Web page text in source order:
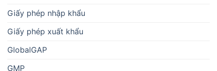
Giấy phép nhập khẩu
Giấy phép xuất khẩu
GlobalGAP
GMP